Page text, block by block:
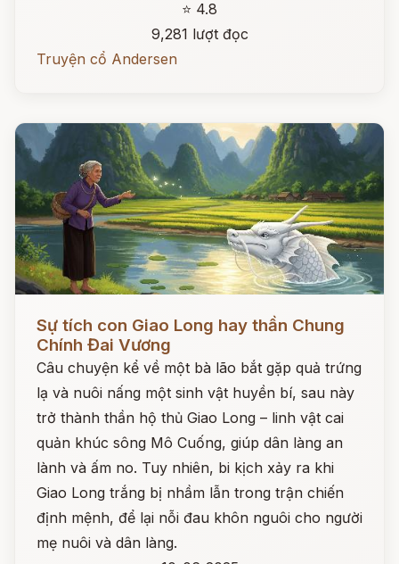
⭐ 4.8
9,281 lượt đọc
Truyện cổ Andersen
Sự tích con Giao Long hay thần Chung
Chính Đai Vương
Câu chuyện kể về một bà lão bắt gặp quả trứng
lạ và nuôi nấng một sinh vật huyền bí, sau này
trở thành thần hộ thủ Giao Long – linh vật cai
quản khúc sông Mô Cuống, giúp dân làng an
lành và ấm no. Tuy nhiên, bi kịch xảy ra khi
Giao Long trắng bị nhầm lẫn trong trận chiến
định mệnh, để lại nỗi đau khôn nguôi cho người
mẹ nuôi và dân làng.